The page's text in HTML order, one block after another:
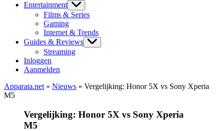
Entertainment
Films & Series
Gaming
Internet & Trends
Guides & Reviews
Streaming
Inloggen
Aanmelden
Apparata.net » Nieuws » Vergelijking: Honor 5X vs Sony Xperia
M5
Vergelijking: Honor 5X vs Sony Xperia
M5